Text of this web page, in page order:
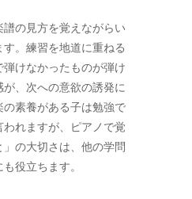
譜の見方を覚えながらい
。練習を地道に重ねる
けなかったものが弾け
、次への意欲の誘発に
素養がある子は勉強で
れますが、ピアノで覚
の大切さは、他の学問
役立ちます。